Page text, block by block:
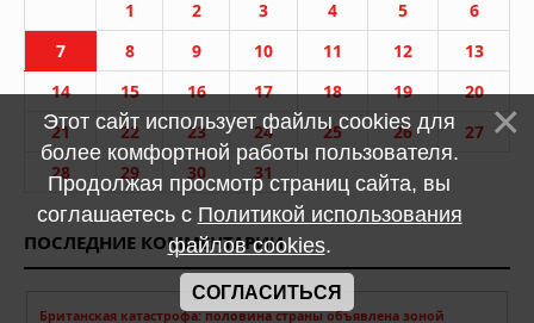
1 2 3 4 5
6
7
8 9 10 11 12
13
14
15 16 17 18 19
20
21
22 23 24 25 26
27
28
29 30 31
ПОСЛЕДНИЕ КОММЕНТАРИИ
Британская катастрофа: половина страны объявлена зоной
Этот сайт использует файлы cookies для
более комфортной работы пользователя.
Продолжая просмотр страниц сайта, вы
соглашаетесь с Политикой использования
файлов cookies.
СОГЛАСИТЬСЯ